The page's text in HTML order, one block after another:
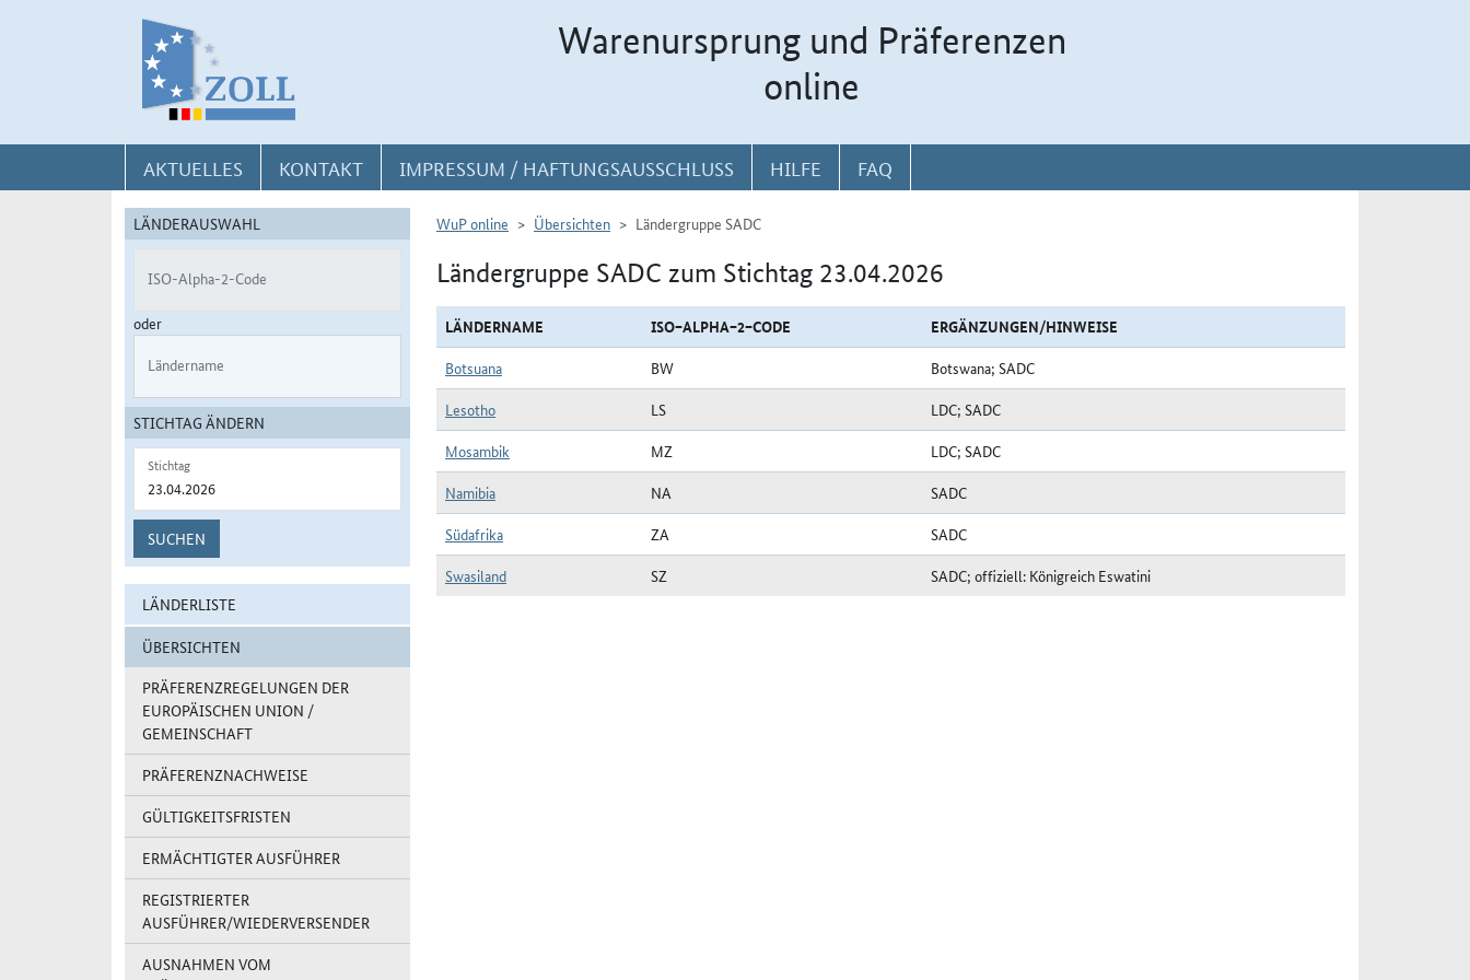
Warenursprung und Präferenzen
online
AKTUELLES KONTAKT IMPRESSUM / HAFTUNGSAUSSCHLUSS HILFE FAQ
LÄNDERAUSWAHL
ISO-Alpha-2-Code
oder
Ländername
STICHTAG ÄNDERN
Stichtag
SUCHEN
LÄNDERLISTE
ÜBERSICHTEN
PRÄFERENZREGELUNGEN DER
EUROPÄISCHEN UNION /
GEMEINSCHAFT
PRÄFERENZNACHWEISE
GÜLTIGKEITSFRISTEN
ERMÄCHTIGTER AUSFÜHRER
REGISTRIERTER
AUSFÜHRER/WIEDERVERSENDER
AUSNAHMEN VOM
WuP online Übersichten Ländergruppe SADC
Ländergruppe SADC zum Stichtag 23.04.2026
LÄNDERNAME ISO−ALPHA−2−CODE
ERGÄNZUNGEN/HINWEISE
Botsuana
BW
Botswana; SADC
Lesotho
LS
LDC; SADC
Mosambik
MZ
LDC; SADC
Namibia
NA
SADC
Südafrika
ZA
SADC
Swasiland
SZ SADC; offiziell: Königreich Eswatini